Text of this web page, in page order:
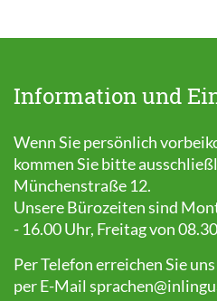
Information und
Wenn Sie persönlich
kommen Sie bitte
Münchenstraße 12.
Unsere Bürozeiten sind
- 16.00 Uhr, Freitag von
Per Telefon erreichen Sie
per E-Mail